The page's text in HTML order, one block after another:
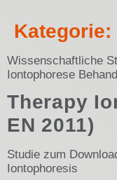
Kategorie:
Wissenschaftliche
Iontophorese
Therapy
EN 2011)
Studie zum
Iontophoresis